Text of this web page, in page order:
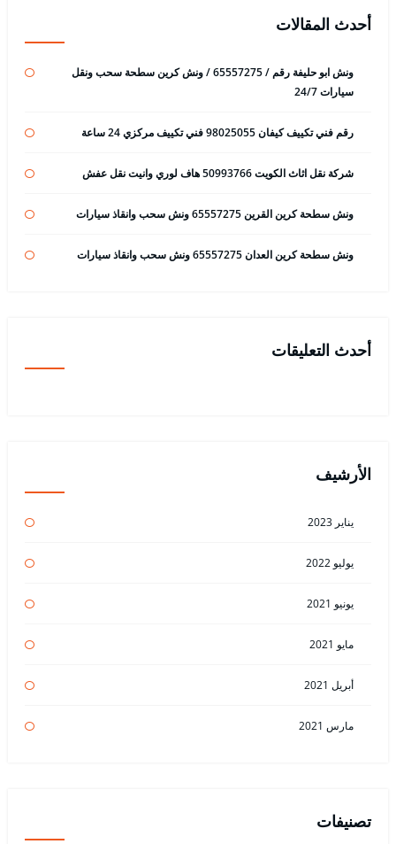
أحدث المقالات
ونش ابو حليفة رقم / 65557275 / ونش كرين سطحة سحب ونقل
سيارات 24/7
رقم فني تكييف كيفان 98025055 فني تكييف مركزي 24 ساعة
شركة نقل اثاث الكويت 50993766 هاف لوري وانيت نقل عفش
ونش سطحة كرين القرين 65557275 ونش سحب وانقاذ سيارات
ونش سطحة كرين العدان 65557275 ونش سحب وانقاذ سيارات
أحدث التعليقات
الأرشيف
يناير 2023
يوليو 2022
يونيو 2021
مايو 2021
أبريل 2021
مارس 2021
تصنيفات